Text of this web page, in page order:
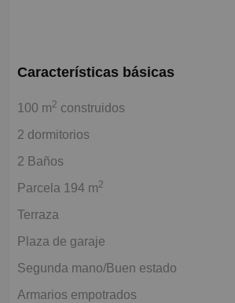
Características básicas
100 m2 construidos
2 dormitorios
2 Baños
Parcela 194 m2
Terraza
Plaza de garaje
Segunda mano/Buen estado
Armarios empotrados